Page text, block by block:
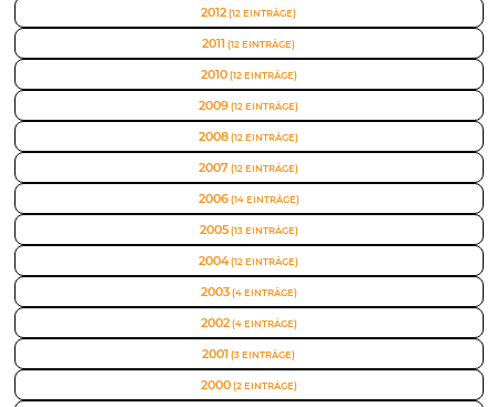
2012 (12 EINTRÄGE)
2011 (12 EINTRÄGE)
2010(12 EINTRÄGE)
2009 (12 EINTRÄGE)
2008 (12 EINTRÄGE)
2007 (12 EINTRÄGE)
2006(14 EINTRÄGE)
2005(13 EINTRÄGE)
2004(12 EINTRÄGE)
2003(4 EINTRÄGE)
2002(4 EINTRÄGE)
2001 (3 EINTRÄGE)
2000(2 EINTRÄGE)